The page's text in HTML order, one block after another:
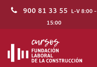
900 81 33 55 L-V 8:00 -
15:00